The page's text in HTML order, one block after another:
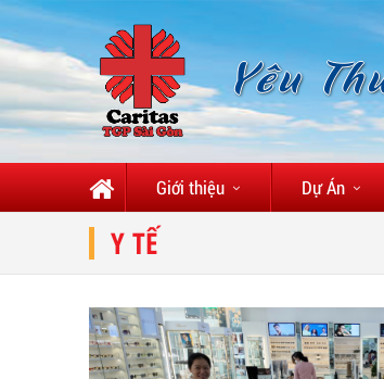
Yêu
Giới thiệu Dự Án
Y TẾ